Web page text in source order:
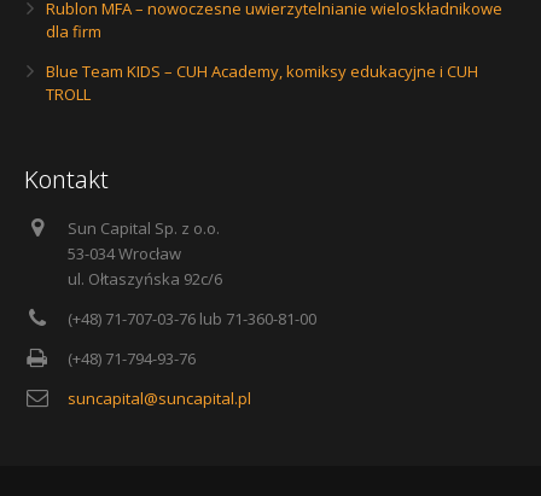
Rublon MFA – nowoczesne uwierzytelnianie wieloskładnikowe
dla firm
Blue Team KIDS – CUH Academy, komiksy edukacyjne i CUH
TROLL
Kontakt
Sun Capital Sp. z o.o.
53-034 Wrocław
ul. Ołtaszyńska 92c/6
(+48) 71-707-03-76 lub 71-360-81-00
(+48) 71-794-93-76
suncapital@suncapital.pl